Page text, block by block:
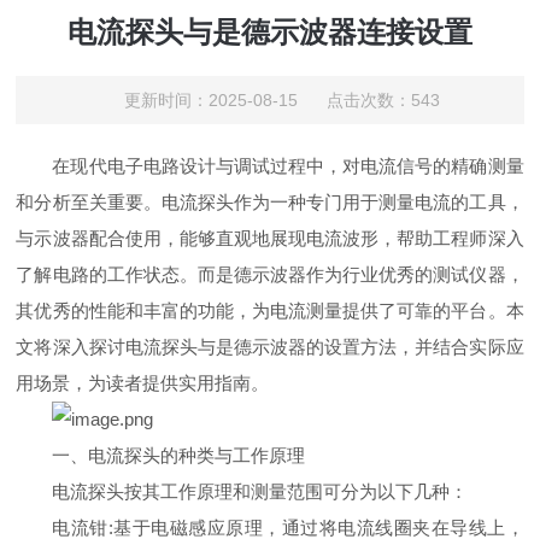
电流探头与是德示波器连接设置
更新时间：2025-08-15 点击次数：543
在现代电子电路设计与调试过程中，对电流信号的精确测量
和分析至关重要。电流探头作为一种专门用于测量电流的工具，
与示波器配合使用，能够直观地展现电流波形，帮助工程师深入
了解电路的工作状态。而是德示波器作为行业优秀的测试仪器，
其优秀的性能和丰富的功能，为电流测量提供了可靠的平台。本
文将深入探讨电流探头与是德示波器的设置方法，并结合实际应
用场景，为读者提供实用指南。
一、电流探头的种类与工作原理
电流探头按其工作原理和测量范围可分为以下几种：
电流钳:基于电磁感应原理，通过将电流线圈夹在导线上，